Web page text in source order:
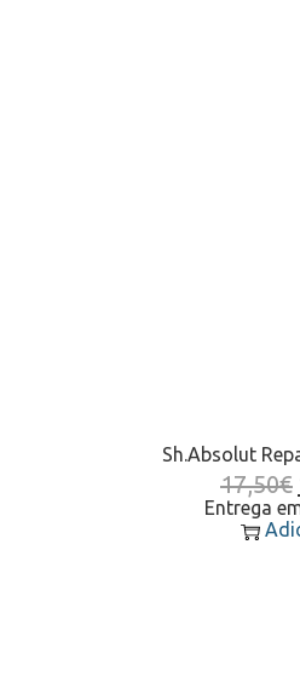
Sh.Absolut
17,50€
Entrega